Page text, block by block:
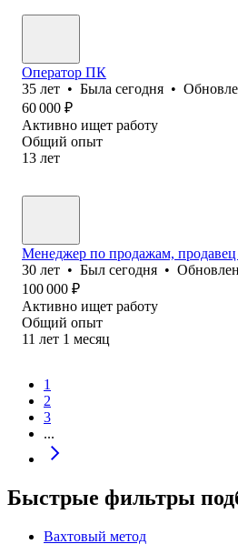
Оператор ПК
35 лет • Была сегодня •
60 000 ₽
Активно ищет работу
Общий опыт
13 лет
Менеджер по продажам, продавец
30 лет • Был сегодня •
100 000 ₽
Активно ищет работу
Общий опыт
11 лет 1 месяц
1
2
3
...
Быстрые фильтры
Вахтовый метод